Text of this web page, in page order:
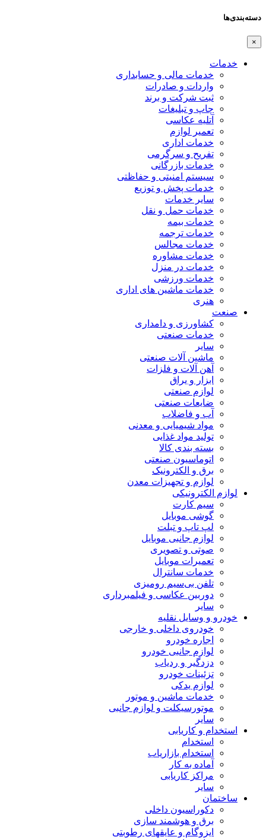
دسته‌بندی‌ها
×
خدمات
خدمات مالی و حسابداری
واردات و صادرات
ثبت شرکت و برند
چاپ و تبلیغات
آتلیه عکاسی
تعمیر لوازم
خدمات اداری
تفریح و سرگرمی
خدمات بازرگانی
سیستم امنیتی و حفاظتی
خدمات پخش و توزیع
سایر خدمات
خدمات حمل و نقل
خدمات بیمه
خدمات ترجمه
خدمات مجالس
خدمات مشاوره
خدمات در منزل
خدمات ورزشی
خدمات ماشین های اداری
هنری
صنعت
کشاورزی و دامداری
خدمات صنعتی
سایر
ماشین آلات صنعتی
آهن آلات و فلزات
ابزار و یراق
لوازم صنعتی
ضایعات صنعتی
آب و فاضلاب
مواد شیمیایی و معدنی
تولید مواد غذایی
بسته بندی کالا
اتوماسیون صنعتی
برق و الکترونیک
لوازم و تجهیزات معدن
لوازم الکترونیکی
سیم کارت
گوشی موبایل
لپ تاپ و تبلت
لوازم جانبی موبایل
صوتی و تصویری
تعمیرات موبایل
خدمات سانترال
تلفن بی‌سیم رومیزی
دوربین عکاسی و فیلمبرداری
سایر
خودرو و وسایل نقلیه
خودروی داخلی و خارجی
اجاره خودرو
لوازم جانبی خودرو
دزدگیر و ردیاب
تزئینات خودرو
لوازم یدکی
خدمات ماشین و موتور
موتورسیکلت و لوازم جانبی
سایر
استخدام و کاریابی
استخدام
استخدام بازاریاب
آماده به کار
مراکز کاریابی
سایر
ساختمان
دکوراسیون داخلی
برق و هوشمند سازی
ایزوگام و عایقهای رطوبتی